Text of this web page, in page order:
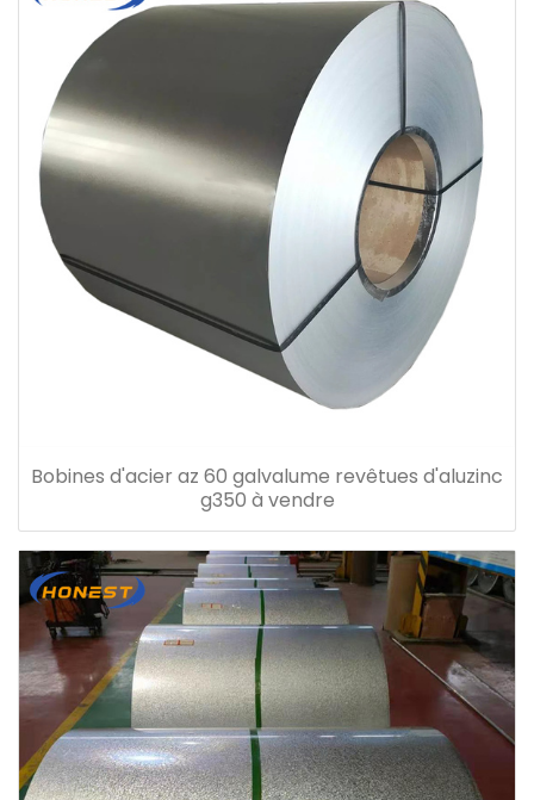
Bobines d'acier az 60 galvalume revêtues d'aluzinc
g350 à vendre